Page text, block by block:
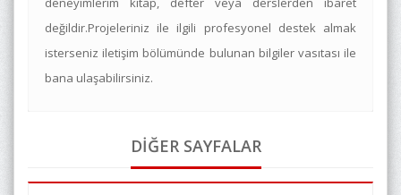
değildir.Projeleriniz ile ilgili profesyonel destek almak
isterseniz iletişim bölümünde bulunan bilgiler vasıtası ile
bana ulaşabilirsiniz.
DİĞER SAYFALAR